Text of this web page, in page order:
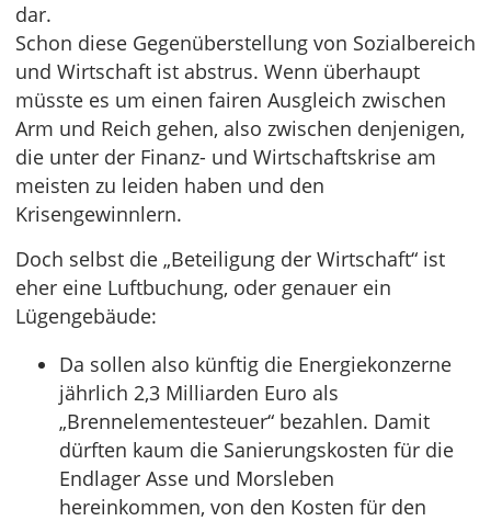
dar.
Schon diese Gegenüberstellung von Sozialbereich
und Wirtschaft ist abstrus. Wenn überhaupt
müsste es um einen fairen Ausgleich zwischen
Arm und Reich gehen, also zwischen denjenigen,
die unter der Finanz- und Wirtschaftskrise am
meisten zu leiden haben und den
Krisengewinnlern.
Doch selbst die „Beteiligung der Wirtschaft“ ist
eher eine Luftbuchung, oder genauer ein
Lügengebäude:
Da sollen also künftig die Energiekonzerne
jährlich 2,3 Milliarden Euro als
„Brennelementesteuer“ bezahlen. Damit
dürften kaum die Sanierungskosten für die
Endlager Asse und Morsleben
hereinkommen, von den Kosten für den